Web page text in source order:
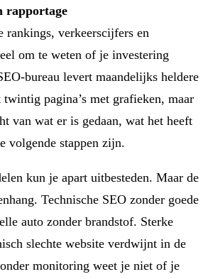
rapportage
rankings, verkeerscijfers en
om te weten of je investering
bureau levert maandelijks heldere
pagina’s met grafieken, maar
van wat er is gedaan, wat het heeft
volgende stappen zijn.
kun je apart uitbesteden. Maar de
Technische SEO zonder goede
auto zonder brandstof. Sterke
slechte website verdwijnt in de
monitoring weet je niet of je